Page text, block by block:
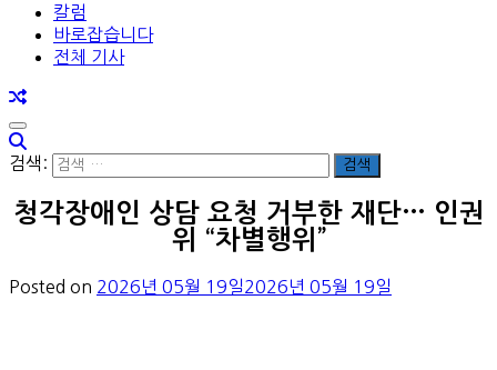
칼럼
바로잡습니다
전체 기사
검색:
청각장애인 상담 요청 거부한 재단… 인권
위 “차별행위”
Posted on 2026년 05월 19일2026년 05월 19일